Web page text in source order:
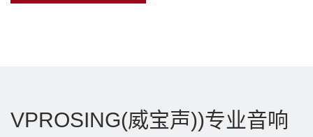
VPROSING(威宝声))专业音响